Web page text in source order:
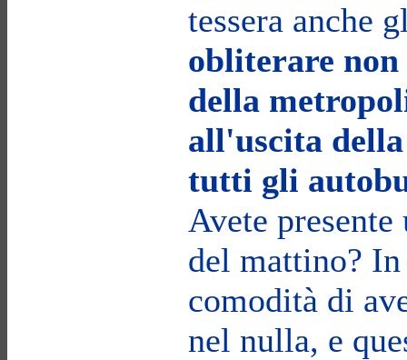
tessera anche
obliterare non
della
all'uscita della
tutti gli
Avete
del mattino?
comodità di
nel nulla, e